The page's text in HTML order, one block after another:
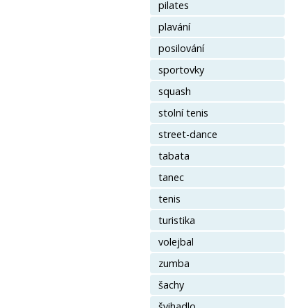
pilates
plavání
posilování
sportovky
squash
stolní tenis
street-dance
tabata
tanec
tenis
turistika
volejbal
zumba
šachy